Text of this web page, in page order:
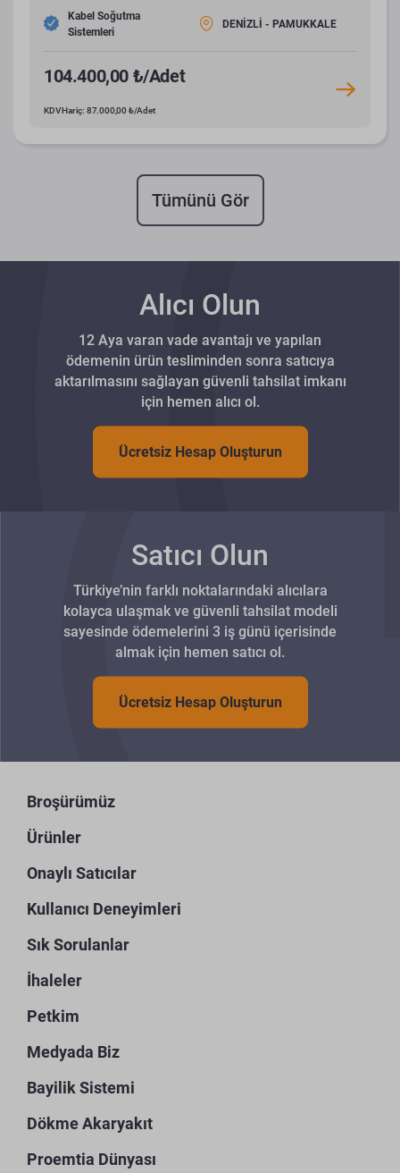
Kabel Soğutma
Sistemleri
DENİZLİ - PAMUKKALE
104.400,00 ₺/Adet
KDV Hariç: 87.000,00 ₺/Adet
Tümünü Gör
Alıcı Olun
12 Aya varan vade avantajı ve yapılan
ödemenin ürün tesliminden sonra satıcıya
aktarılmasını sağlayan güvenli tahsilat imkanı
için hemen alıcı ol.
Ücretsiz Hesap Oluşturun
Satıcı Olun
Türkiye’nin farklı noktalarındaki alıcılara
kolayca ulaşmak ve güvenli tahsilat modeli
sayesinde ödemelerini 3 iş günü içerisinde
almak için hemen satıcı ol.
Ücretsiz Hesap Oluşturun
Broşürümüz
Ürünler
Onaylı Satıcılar
Kullanıcı Deneyimleri
Sık Sorulanlar
İhaleler
Petkim
Medyada Biz
Bayilik Sistemi
Dökme Akaryakıt
Proemtia Dünyası